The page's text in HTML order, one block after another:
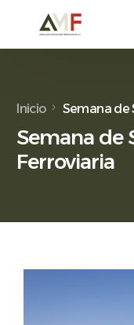
Inicio Semana de
Semana de
Ferroviaria